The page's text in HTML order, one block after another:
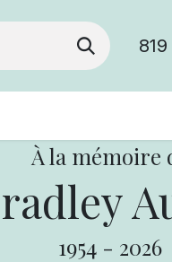
À la mémoire
1954 - 2026